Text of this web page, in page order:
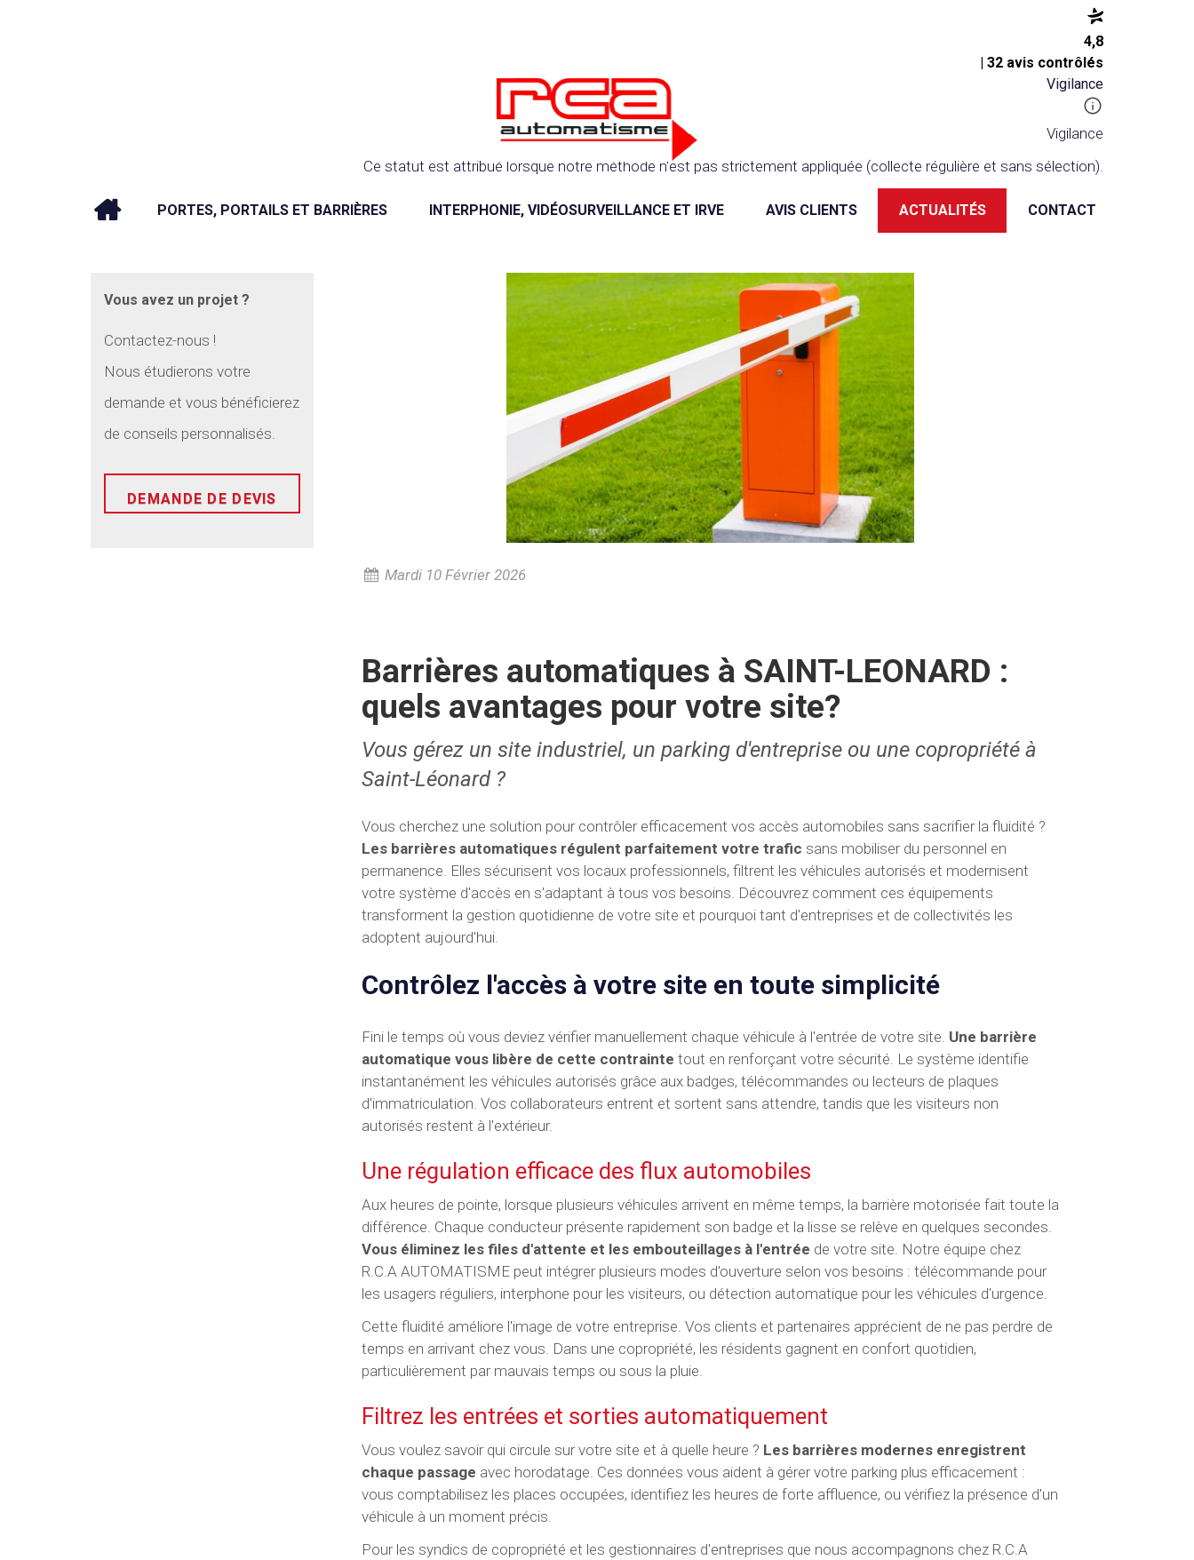
4,8
| 32 avis contrôlés
Vigilance
Vigilance
Ce statut est attribué lorsque notre méthode n'est pas strictement appliquée (collecte régulière et sans sélection).
PORTES, PORTAILS ET BARRIÈRES INTERPHONIE, VIDÉOSURVEILLANCE ET IRVE AVIS CLIENTS ACTUALITÉS CONTACT
Vous avez un projet ?
Contactez-nous !
Nous étudierons votre
demande et vous bénéficierez
de conseils personnalisés.
DEMANDE DE DEVIS
Mardi 10 Février 2026
Barrières automatiques à SAINT-LEONARD :
quels avantages pour votre site?
Vous gérez un site industriel, un parking d'entreprise ou une copropriété à
Saint-Léonard ?
Vous cherchez une solution pour contrôler efficacement vos accès automobiles sans sacrifier la fluidité ?
Les barrières automatiques régulent parfaitement votre trafic sans mobiliser du personnel en
permanence. Elles sécurisent vos locaux professionnels, filtrent les véhicules autorisés et modernisent
votre système d'accès en s'adaptant à tous vos besoins. Découvrez comment ces équipements
transforment la gestion quotidienne de votre site et pourquoi tant d'entreprises et de collectivités les
adoptent aujourd'hui.
Contrôlez l'accès à votre site en toute simplicité
Fini le temps où vous deviez vérifier manuellement chaque véhicule à l'entrée de votre site. Une barrière
automatique vous libère de cette contrainte tout en renforçant votre sécurité. Le système identifie
instantanément les véhicules autorisés grâce aux badges, télécommandes ou lecteurs de plaques
d'immatriculation. Vos collaborateurs entrent et sortent sans attendre, tandis que les visiteurs non
autorisés restent à l'extérieur.
Une régulation efficace des flux automobiles
Aux heures de pointe, lorsque plusieurs véhicules arrivent en même temps, la barrière motorisée fait toute la
différence. Chaque conducteur présente rapidement son badge et la lisse se relève en quelques secondes.
Vous éliminez les files d'attente et les embouteillages à l'entrée de votre site. Notre équipe chez
R.C.A AUTOMATISME peut intégrer plusieurs modes d'ouverture selon vos besoins : télécommande pour
les usagers réguliers, interphone pour les visiteurs, ou détection automatique pour les véhicules d'urgence.
Cette fluidité améliore l'image de votre entreprise. Vos clients et partenaires apprécient de ne pas perdre de
temps en arrivant chez vous. Dans une copropriété, les résidents gagnent en confort quotidien,
particulièrement par mauvais temps ou sous la pluie.
Filtrez les entrées et sorties automatiquement
Vous voulez savoir qui circule sur votre site et à quelle heure ? Les barrières modernes enregistrent
chaque passage avec horodatage. Ces données vous aident à gérer votre parking plus efficacement :
vous comptabilisez les places occupées, identifiez les heures de forte affluence, ou vérifiez la présence d'un
véhicule à un moment précis.
Pour les syndics de copropriété et les gestionnaires d'entreprises que nous accompagnons chez R.C.A